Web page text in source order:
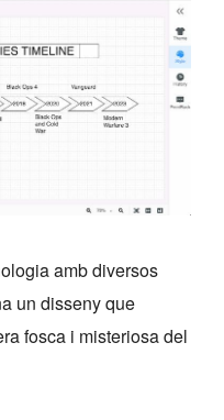
amb diversos
un disseny que
fosca i misteriosa del